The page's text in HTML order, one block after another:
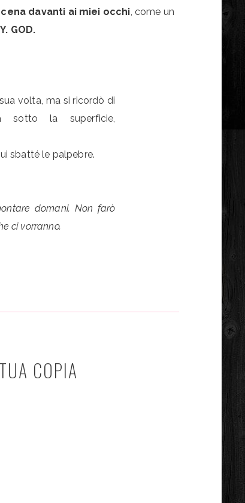
davanti ai miei occhi, come un
GOD.
volta, ma si ricordò di
sotto la superficie,
sbatté le palpebre.
domani. Non farò
ci vorranno.
COPIA